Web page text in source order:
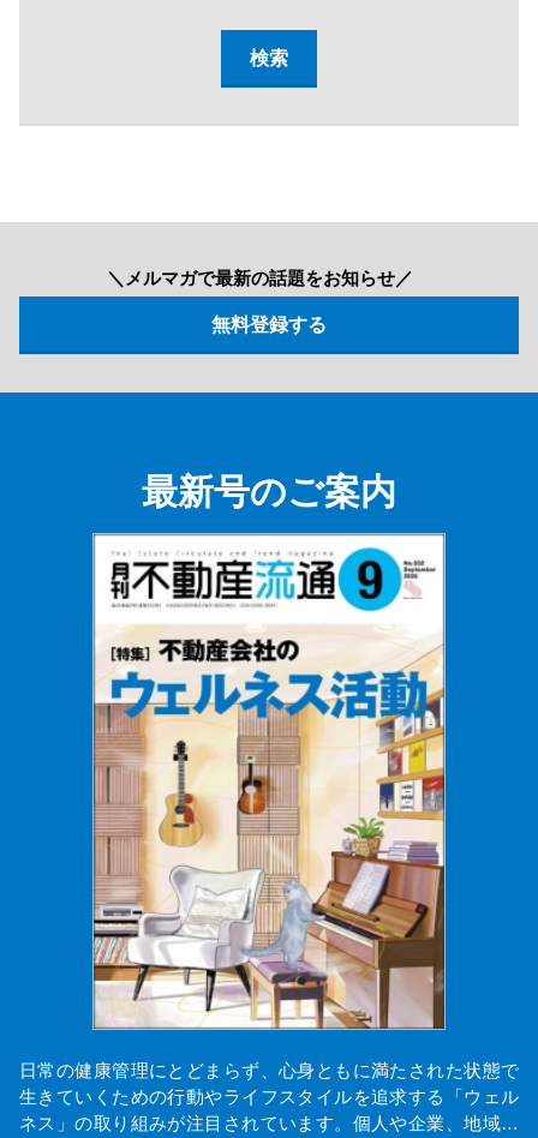
＼メルマガで最新の話題をお知らせ／
最新号のご案内
日常の健康管理にとどまらず、心身ともに満たされた状態で
生きていくための行動やライフスタイルを追求する「ウェル
ネス」の取り組みが注目されています。個人や企業、地域…